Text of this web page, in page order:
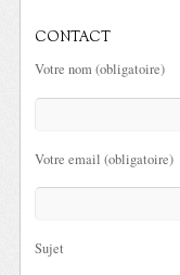
CONTACT
Votre nom (obligatoire)
Votre email (obligatoire)
Sujet